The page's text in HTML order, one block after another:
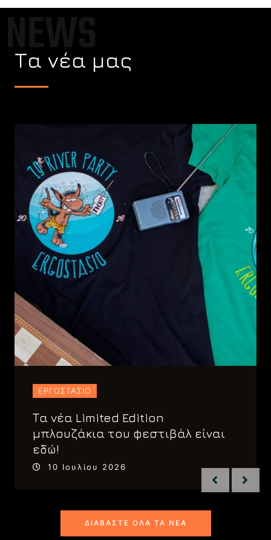
Τα νέα μας
NEWS
ΕΡΓΟΣΤΆΣΙΟ
Τα νέα Limited Edition
μπλουζάκια του φεστιβάλ είναι
εδώ!
10 Ιουλίου 2026
ΔΙΑΒΆΣΤΕ ΌΛΑ ΤΑ ΝΈΑ